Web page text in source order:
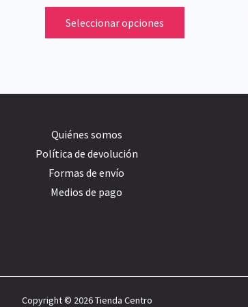
Seleccionar opciones
de
Quiénes somos
Política de devolución
Formas de envío
Medios de pago
Copyright © 2026 Tienda Centro